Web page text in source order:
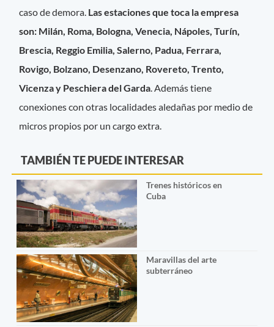
caso de demora. Las estaciones que toca la empresa
son: Milán, Roma, Bologna, Venecia, Nápoles, Turín,
Brescia, Reggio Emilia, Salerno, Padua, Ferrara,
Rovigo, Bolzano, Desenzano, Rovereto, Trento,
Vicenza y Peschiera del Garda. Además tiene
conexiones con otras localidades aledañas por medio de
micros propios por un cargo extra.
TAMBIÉN TE PUEDE INTERESAR
Trenes históricos en
Cuba
Maravillas del arte
subterráneo